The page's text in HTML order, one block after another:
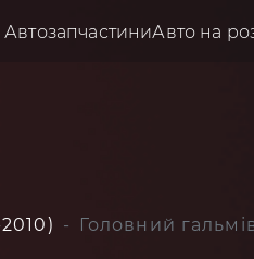
АвтозапчастиниАвто на
Головний